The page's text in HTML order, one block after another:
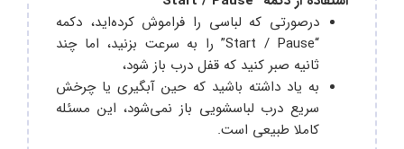
درصورتی که لباسی را فراموش کرده‌اید، دکمه
“Start / Pause” را به سرعت بزنید، اما چند
ثانیه صبر کنید که قفل درب باز شود،
به یاد داشته باشید که حین آبگیری یا چرخش
سریع درب لباسشویی باز نمی‌شود، این مسئله
کاملا طبیعی است.